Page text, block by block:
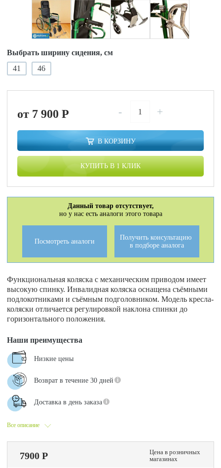
Выбрать ширину сидения, см
41
46
от 7 900P - +
В КОРЗИНУ
КУПИТЬ В 1 КЛИК
Данный товар отсутствует,
но у нас есть аналоги этого товара
Посмотреть аналоги
Получить консультацию
в подборе аналога
Функциональная коляска с механическим приводом имеет
высокую спинку. Инвалидная коляска оснащена съёмными
подлокотниками и съёмным подголовником. Модель кресла-
коляски отличается регулировкой наклона спинки до
горизонтального положения.
Все описание
Наши преимущества
Низкие цены
Возврат в течение 30 дней
Доставка в день заказа
7900 Р
Цена в розничных
магазинах